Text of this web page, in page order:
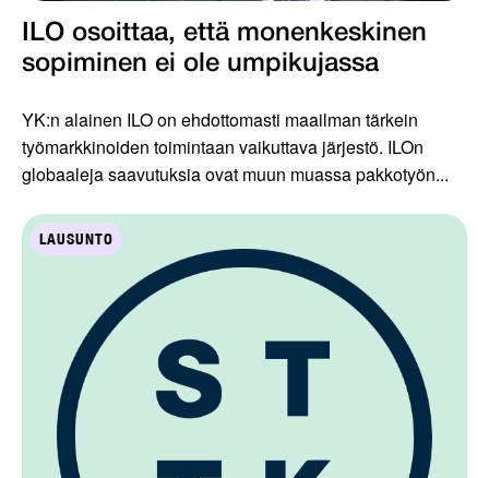
ILO osoittaa, että monenkeskinen
sopiminen ei ole umpikujassa
YK:n alainen ILO on ehdottomasti maailman tärkein
työmarkkinoiden toimintaan vaikuttava järjestö. ILOn
globaaleja saavutuksia ovat muun muassa pakkotyön...
LAUSUNTO